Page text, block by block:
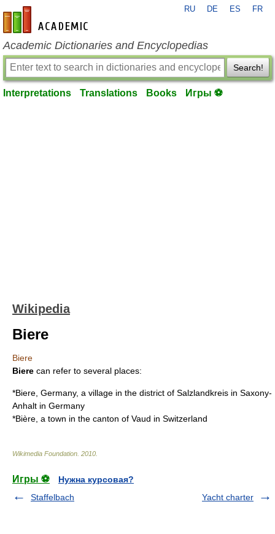
en-academic.com
RU DE ES FR
Academic Dictionaries and Encyclopedias
Search!
Interpretations Translations Books Игры ⚽
Wikipedia
Biere
Biere
Biere can refer to several places:
*Biere, Germany, a village in the district of Salzlandkreis in Saxony-
Anhalt in Germany
*Bière , a town in the canton of Vaud in Switzerland
Wikimedia Foundation 2010
Игры ⚽
Нужна курсовая?
Staffelbach
Yacht charter